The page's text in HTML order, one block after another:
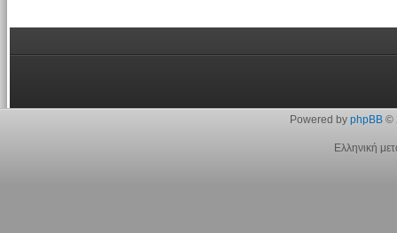
Powered by phpBB©
Ελληνική